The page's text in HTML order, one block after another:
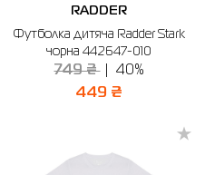
RADDER
Футболка дитяча Radder Stark
чорна 442647-010
749 ₴ 40%
449 ₴